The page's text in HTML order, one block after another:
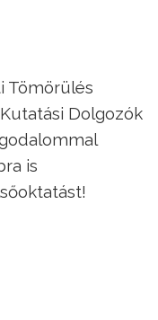
Tömörülés
Dolgozók
is